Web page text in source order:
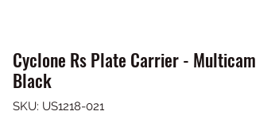
Cyclone Rs Plate Carrier - Multicam
Black
SKU: US1218-021